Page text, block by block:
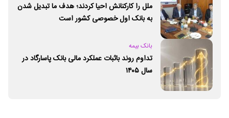
ملل را کارکنانش احیا کردند؛ هدف ما تبدیل شدن
به بانک اول خصوصی کشور است
بانک بیمه
تداوم روند باثبات عملکرد مالی بانک پاسارگاد در
سال ۱۴۰۵